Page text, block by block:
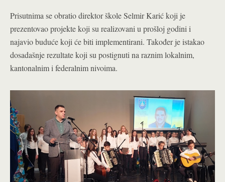
Prisutnima se obratio direktor škole Selmir Karić koji je
prezentovao projekte koji su realizovani u prošloj godini i
najavio buduće koji će biti implementirani. Također je istakao
dosadašnje rezultate koji su postignuti na raznim lokalnim,
kantonalnim i federalnim nivoima.